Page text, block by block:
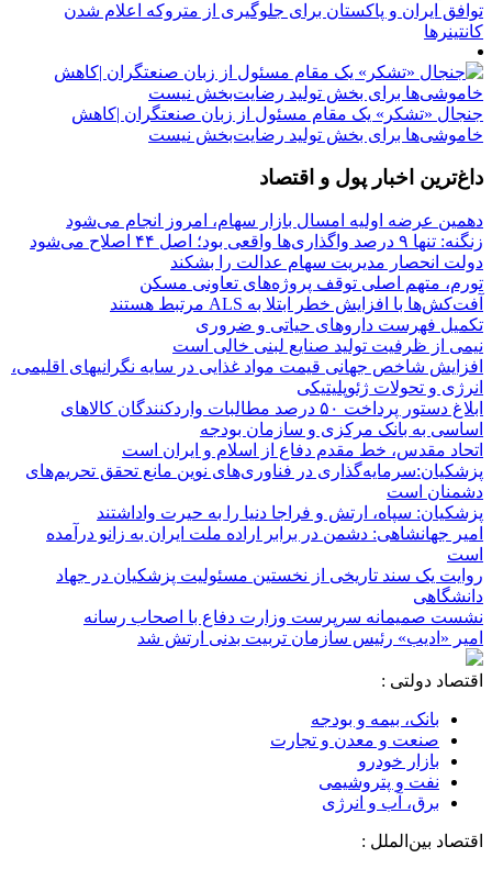
توافق ایران و پاکستان برای جلوگیری از متروکه اعلام شدن
کانتینرها
جنجال «تشکر» یک مقام مسئول از زبان صنعتگران |کاهش
خاموشی‌ها برای بخش تولید رضایت‌بخش نیست
داغ‌ترین اخبار پول و اقتصاد
دهمین عرضه اولیه امسال بازار سهام، امروز انجام می‌شود
زنگنه: تنها ۹ درصد واگذاری‌ها واقعی بود؛ اصل ۴۴ اصلاح می‌شود
دولت انحصار مدیریت سهام عدالت را بشکند
تورم، متهم اصلی توقف پروژه‌های تعاونی مسکن
آفت‌کش‌ها با افزایش خطر ابتلا به ALS مرتبط هستند
تکمیل فهرست داروهای حیاتی و ضروری
نیمی از ظرفیت تولید صنایع لبنی خالی است
افزایش شاخص جهانی قیمت مواد غذایی در سایه نگرانیهای اقلیمی،
انرژی و تحولات ژئوپلیتیکی
ابلاغ دستور پرداخت ۵۰ درصد مطالبات واردکنندگان کالاهای
اساسی به بانک مرکزی و سازمان بودجه
اتحاد مقدس، خط مقدم دفاع از اسلام و ایران است
پزشکیان:سرمایه‌گذاری در فناوری‌های نوین مانع تحقق تحریم‌های
دشمنان است
پزشکیان: سپاه، ارتش و فراجا دنیا را به حیرت واداشتند
امیر جهانشاهی: دشمن در برابر اراده ملت ایران به زانو درآمده
است
روایت یک سند تاریخی از نخستین مسئولیت پزشکیان در جهاد
دانشگاهی
نشست صمیمانه سرپرست وزارت دفاع با اصحاب رسانه
امیر «ادیب» رئیس سازمان تربیت بدنی ارتش شد
اقتصاد دولتی :
بانک، بیمه و بودجه
صنعت و معدن و تجارت
بازار خودرو
نفت و پتروشیمی
برق، آب و انرژی
اقتصاد بین‌الملل :